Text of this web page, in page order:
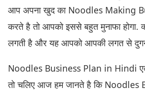
आप अपना खुद का Noodles Making
करते है तो आपको इससे बहुत मुनाफा होगा.
लगती है और यह आपको आपकी लगत से
Noodles Business Plan in Hindi एक
तो चलिए आज हम जानते है कि Noodles